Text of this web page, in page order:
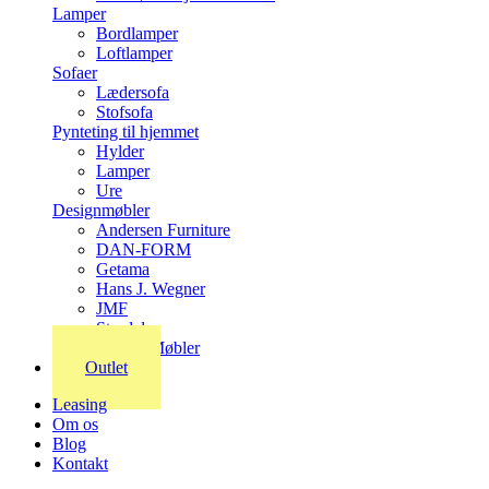
Lamper
Bordlamper
Loftlamper
Sofaer
Lædersofa
Stofsofa
Pynteting til hjemmet
Hylder
Lamper
Ure
Designmøbler
Andersen Furniture
DAN-FORM
Getama
Hans J. Wegner
JMF
Stordal
Stouby Møbler
Outlet
Leasing
Om os
Blog
Kontakt